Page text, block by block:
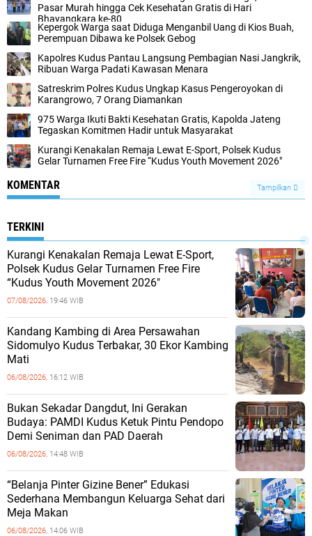
Pasar Murah hingga Cek Kesehatan Gratis di Hari
Bhayangkara ke-80
Kepergok Warga saat Diduga Menganbil Uang di Kios Buah,
Perempuan Dibawa ke Polsek Gebog
Kapolres Kudus Pantau Langsung Pembagian Nasi Jangkrik,
Ribuan Warga Padati Kawasan Menara
Satreskrim Polres Kudus Ungkap Kasus Pengeroyokan di
Karangrowo, 7 Orang Diamankan
975 Warga Ikuti Bakti Kesehatan Gratis, Kapolda Jateng
Tegaskan Komitmen Hadir untuk Masyarakat
Kurangi Kenakalan Remaja Lewat E-Sport, Polsek Kudus
Gelar Turnamen Free Fire “Kudus Youth Movement 2026"
KOMENTAR Tampilkan
TERKINI
Kurangi Kenakalan Remaja Lewat E-Sport,
Polsek Kudus Gelar Turnamen Free Fire
“Kudus Youth Movement 2026"
07/08/2026, 19:46 WIB
Kandang Kambing di Area Persawahan
Sidomulyo Kudus Terbakar, 30 Ekor Kambing
Mati
06/08/2026, 16:12 WIB
Bukan Sekadar Dangdut, Ini Gerakan
Budaya: PAMDI Kudus Ketuk Pintu Pendopo
Demi Seniman dan PAD Daerah
06/08/2026, 14:48 WIB
“Belanja Pinter Gizine Bener” Edukasi
Sederhana Membangun Keluarga Sehat dari
Meja Makan
06/08/2026, 14:06 WIB